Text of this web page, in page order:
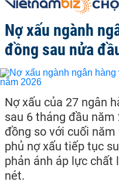
tháng, trả lãi 3 tháng, trả lãi 6
Biểu lãi suất Ngân hàng
Lãi suất tiền gửi tiết kiệm,
Kỳ hạn gửi
Lãnh lãi cuối kỳ (%/năm)
Lãnh lãi đầu kỳ (%/năm)
12 tháng
6 tháng
3 tháng
1 tháng
1 tuần
0,5
2 tuần
0,5
Nợ xấu ngành
đồng sau nửa
Nợ xấu của 27 ngân
sau 6 tháng đầu năm
đồng so với cuối
phủ nợ xấu tiếp tục
phản ánh áp lực chất
nét.